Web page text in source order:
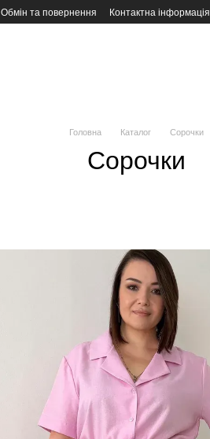
Обмін та повернення Контактна інформація
Головна Каталог Сорочки
Сорочки